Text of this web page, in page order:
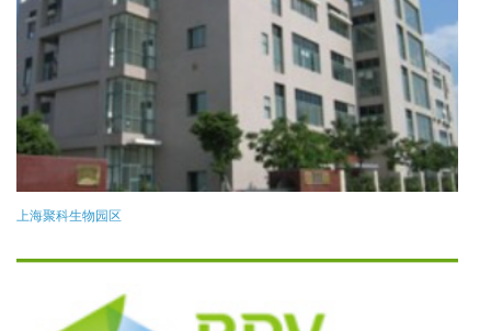
上海聚科生物园区